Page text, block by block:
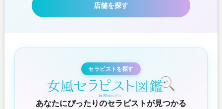
店舗を探す
セラピストを探す
あなたにぴったりのセラピストが見つかる